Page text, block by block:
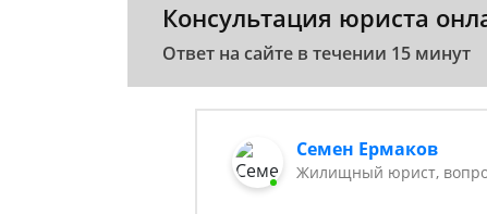
Консультация юриста
Ответ на сайте в течении 15 минут
Семен Ермаков
Жилищный юрист,